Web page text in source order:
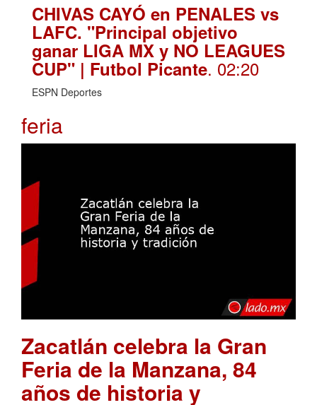
CHIVAS CAYÓ en PENALES vs
LAFC. "Principal objetivo
ganar LIGA MX y NO LEAGUES
CUP" | Futbol Picante. 02:20
ESPN Deportes
feria
Zacatlán celebra la Gran
Feria de la Manzana, 84
años de historia y